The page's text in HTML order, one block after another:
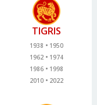
TIGRIS
1938
1950
1962
1974
1986
1998
2010
2022